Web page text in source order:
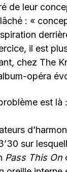
de leur
: «
il est
chez The
opéra
est là
sur
Pass This On